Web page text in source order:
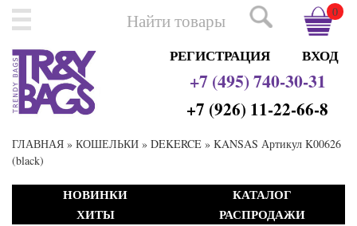
РЕГИСТРАЦИЯ ВХОД
0
+7 (495) 740-30-31
+7 (926) 11-22-66-8
ГЛАВНАЯ » КОШЕЛЬКИ » DEKERCE » KANSAS Артикул K00626
(black)
НОВИНКИ
КАТАЛОГ
ХИТЫ
РАСПРОДАЖИ